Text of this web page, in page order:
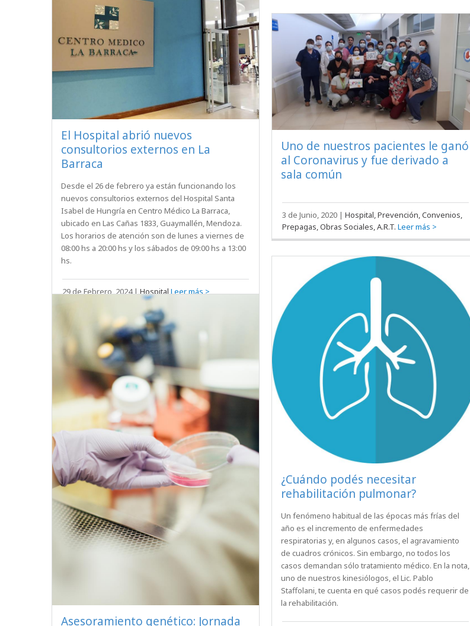
El Hospital abrió nuevos
consultorios externos en La
Barraca
Desde el 26 de febrero ya están funcionando los
nuevos consultorios externos del Hospital Santa
Isabel de Hungría en Centro Médico La Barraca,
ubicado en Las Cañas 1833, Guaymallén, Mendoza.
Los horarios de atención son de lunes a viernes de
08:00 hs a 20:00 hs y los sábados de 09:00 hs a 13:00
hs.
29 de Febrero, 2024|HospitalLeer más >
Uno de nuestros pacientes le ganó
al Coronavirus y fue derivado a
sala común
3 de Junio, 2020 |Hospital, Prevención, Convenios,
Prepagas, Obras Sociales, A.R.T. Leer más >
¿Cuándo podés necesitar
rehabilitación pulmonar?
Un fenómeno habitual de las épocas más frías del
año es el incremento de enfermedades
respiratorias y, en algunos casos, el agravamiento
de cuadros crónicos. Sin embargo, no todos los
casos demandan sólo tratamiento médico. En la nota,
uno de nuestros kinesiólogos, el Lic. Pablo
Staffolani, te cuenta en qué casos podés requerir de
la rehabilitación.
Asesoramiento genético: Jornada